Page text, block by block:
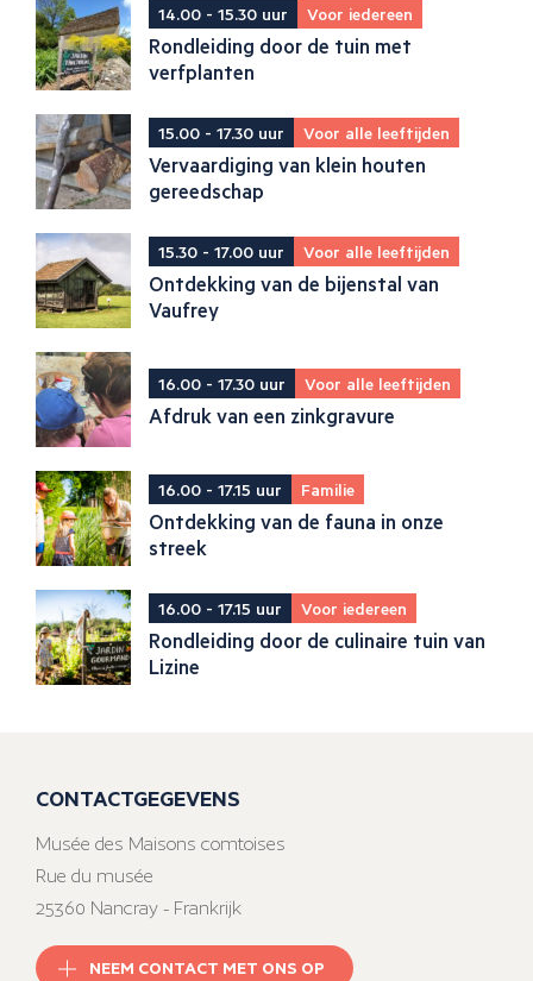
14.00 - 15.30 uur Voor iedereen
Rondleiding door de tuin met
verfplanten
15.00 - 17.30 uur Voor alle leeftijden
Vervaardiging van klein houten
gereedschap
15.30 - 17.00 uur Voor alle leeftijden
Ontdekking van de bijenstal van
Vaufrey
16.00 - 17.30 uur Voor alle leeftijden
Afdruk van een zinkgravure
16.00 - 17.15 uur Familie
Ontdekking van de fauna in onze
streek
16.00 - 17.15 uur Voor iedereen
Rondleiding door de culinaire tuin van
Lizine
CONTACTGEGEVENS
Musée des Maisons comtoises
Rue du musée
25360 Nancray - Frankrijk
NEEM CONTACT MET ONS OP